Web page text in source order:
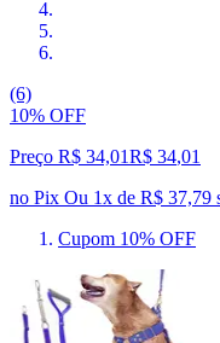
(6)
10% OFF
Preço R$ 34,01R$ 34,01
no Pix Ou 1x de R$ 37,79
Cupom 10% OFF